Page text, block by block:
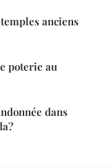
anciens
poterie au
dans